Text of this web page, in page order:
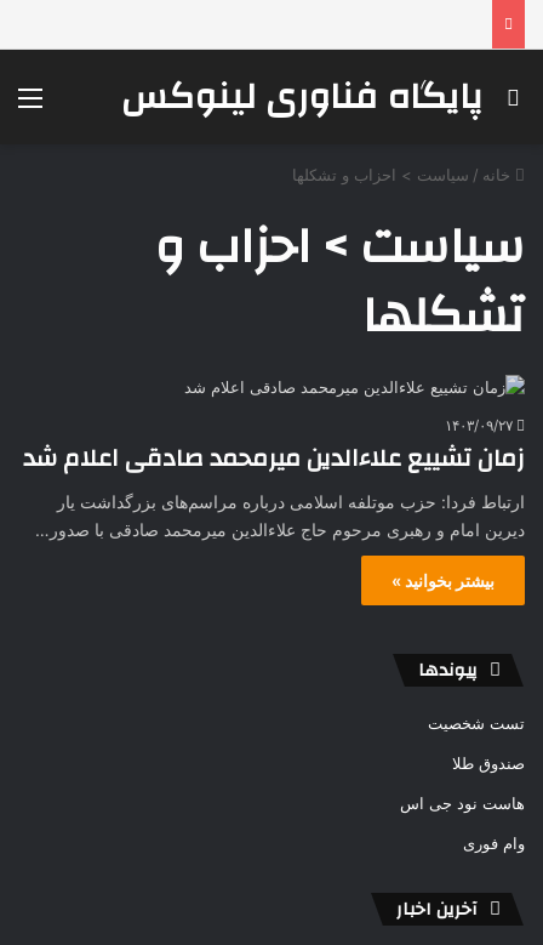
پایگاه فناوری لینوکس
جستجو برای
خانه / سیاست > احزاب و تشکلها
سیاست > احزاب و
تشکلها
۱۴۰۳/۰۹/۲۷
زمان تشییع علاءالدین میرمحمد صادقی اعلام شد
ارتباط فردا: حزب موتلفه اسلامی درباره مراسم‌های بزرگداشت یار
دیرین امام و رهبری مرحوم حاج علاءالدین میرمحمد صادقی با صدور…
بیشتر بخوانید »
پیوندها
تست شخصیت
صندوق طلا
هاست نود جی اس
وام فوری
آخرین اخبار